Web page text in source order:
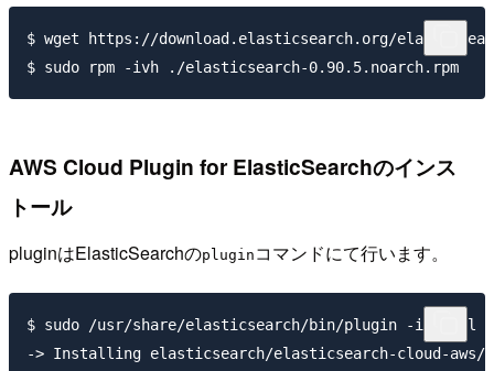
$ wget https://download.elasticsearch.org/
AWS Cloud Plugin for ElasticSearchのインス
トール
pluginはElasticSearchのplugin コマンドにて行います。
$ sudo /usr/share/elasticsearch/bin/plugin -install
-> Installing elasticsearch/elasticsearch-cloud-